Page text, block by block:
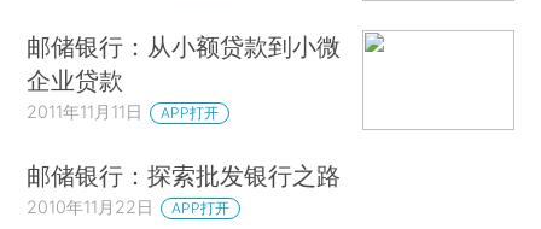
邮储银行：从小额贷款到小微
企业贷款
2011年11月11日 APP打开
邮储银行：探索批发银行之路
2010年11月22日 APP打开